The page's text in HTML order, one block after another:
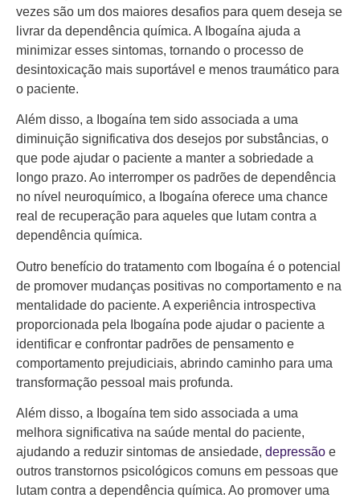
vezes são um dos maiores desafios para quem deseja se
livrar da dependência química. A Ibogaína ajuda a
minimizar esses sintomas, tornando o processo de
desintoxicação mais suportável e menos traumático para
o paciente.
Além disso, a Ibogaína tem sido associada a uma
diminuição significativa dos desejos por substâncias, o
que pode ajudar o paciente a manter a sobriedade a
longo prazo. Ao interromper os padrões de dependência
no nível neuroquímico, a Ibogaína oferece uma chance
real de recuperação para aqueles que lutam contra a
dependência química.
Outro benefício do tratamento com Ibogaína é o potencial
de promover mudanças positivas no comportamento e na
mentalidade do paciente. A experiência introspectiva
proporcionada pela Ibogaína pode ajudar o paciente a
identificar e confrontar padrões de pensamento e
comportamento prejudiciais, abrindo caminho para uma
transformação pessoal mais profunda.
Além disso, a Ibogaína tem sido associada a uma
melhora significativa na saúde mental do paciente,
ajudando a reduzir sintomas de ansiedade, depressão e
outros transtornos psicológicos comuns em pessoas que
lutam contra a dependência química. Ao promover uma